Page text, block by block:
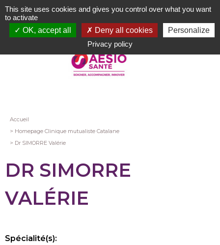
Aller
au
contenu
Fil
d'Ariane
Accueil
Homepage Clinique mutualiste Catalane
Dr SIMORRE Valérie
DR SIMORRE
VALÉRIE
Spécialité(s):
This site uses cookies and gives you control over what you want
to activate
OK, accept all
Deny all cookies
Personalize
Privacy policy